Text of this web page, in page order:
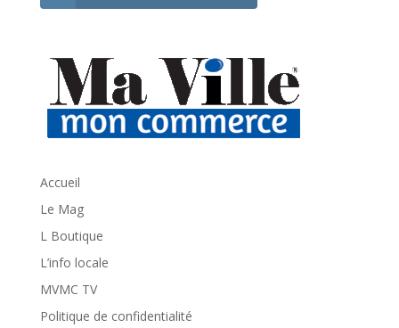
Accueil
Le Mag
L Boutique
L’info locale
MVMC TV
Politique de confidentialité